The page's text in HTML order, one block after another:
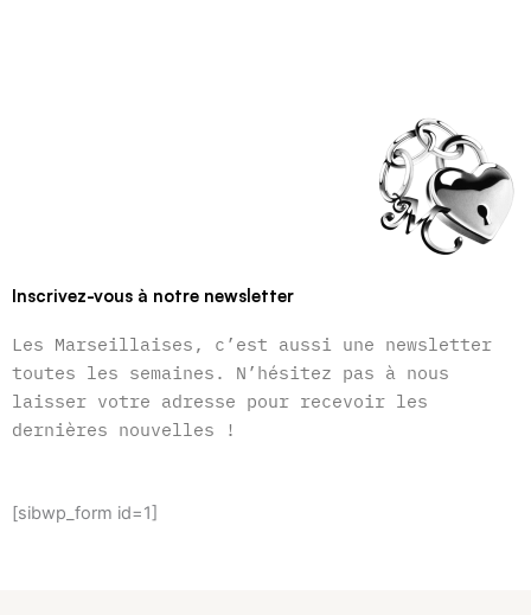
Inscrivez-vous à notre newsletter
Les Marseillaises, c’est aussi une newsletter
toutes les semaines. N’hésitez pas à nous
laisser votre adresse pour recevoir les
dernières nouvelles !
[sibwp_form id=1]